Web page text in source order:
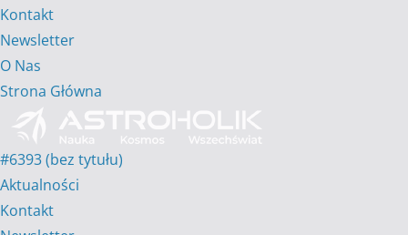
Kontakt
Newsletter
O Nas
Strona Główna
#6393 (bez tytułu)
Aktualności
Kontakt